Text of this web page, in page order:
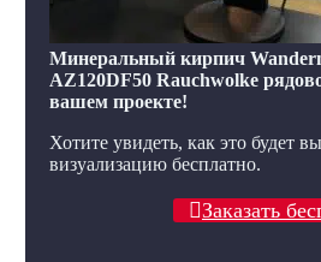
Минеральный кирпич
AZ120DF50 Rauchwolke
вашем проекте!
Хотите увидеть, как это будет
визуализацию бесплатно.
Заказать